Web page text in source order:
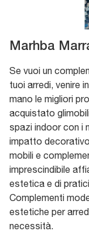
Marhba
Se vuoi un
tuoi arredi, venire
mano le migliori
acquistato
spazi indoor con i
impatto
mobili e
imprescindibile
estetica e di
Complementi
estetiche per
necessità.